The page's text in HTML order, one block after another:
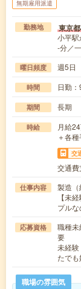
無期雇用派遣
勤務地 東京
小平
-分／
曜日頻度 週5日
時間 日勤
期間 長期
時給
月給
＋各種
交
交通費
仕事内容
製造（
【未
プル
応募資格
職種未
要
未経
たで
職場の雰囲気